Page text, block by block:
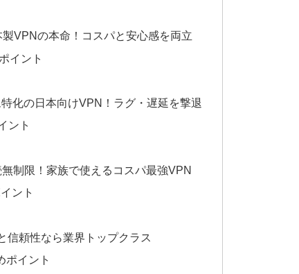
VPNの本命！コスパと安心感を両立
イント
化の日本向けVPN！ラグ・遅延を撃退
ント
制限！家族で使えるコスパ最強VPN
ント
頼性なら業界トップクラス
ポイント